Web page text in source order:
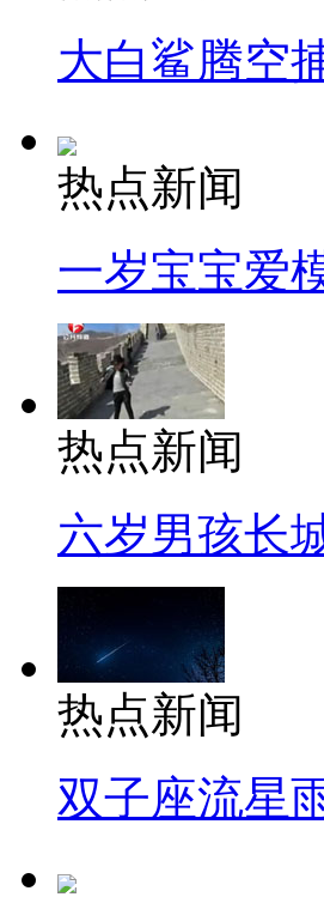
大白鲨腾空
热点新闻
一岁宝宝爱
热点新闻
六岁男孩长
热点新闻
双子座流星